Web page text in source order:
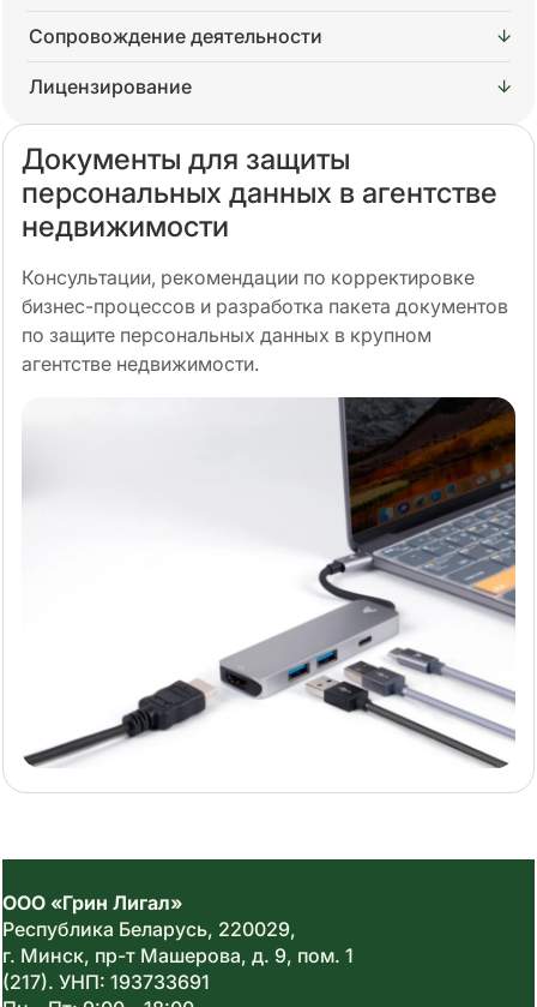
Сопровождение деятельности
Лицензирование
Документы для защиты
персональных данных в агентстве
недвижимости
Консультации, рекомендации по корректировке
бизнес-процессов и разработка пакета документов
по защите персональных данных в крупном
агентстве недвижимости.
ООО «Грин Лигал»
Республика Беларусь, 220029,
г. Минск, пр-т Машерова, д. 9, пом. 1
(217). УНП: 193733691